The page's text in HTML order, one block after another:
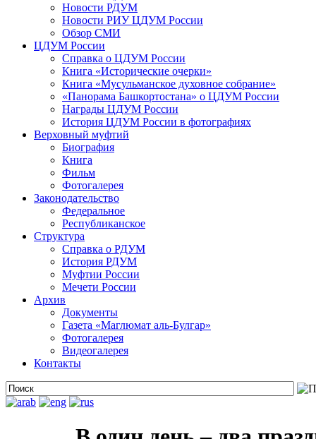
Новости РДУМ
Новости РИУ ЦДУМ России
Обзор СМИ
ЦДУМ России
Справка о ЦДУМ России
Книга «Исторические очерки»
Книга «Мусульманское духовное собрание»
«Панорама Башкортостана» о ЦДУМ России
Награды ЦДУМ России
История ЦДУМ России в фотографиях
Верховный муфтий
Биография
Книга
Фильм
Фотогалерея
Законодательство
Федеральное
Республиканское
Структура
Справка о РДУМ
История РДУМ
Муфтии России
Мечети России
Архив
Документы
Газета «Маглюмат аль-Булгар»
Фотогалерея
Видеогалерея
Контакты